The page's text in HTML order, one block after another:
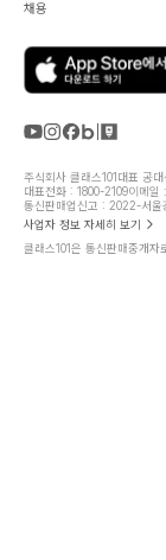
채용
주식회사 클래스101대표 공대
대표전화 : 1800-2109이메일
통신판매업신고 : 2022-서
사업자 정보 자세히 보기
클래스101은 통신판매중개